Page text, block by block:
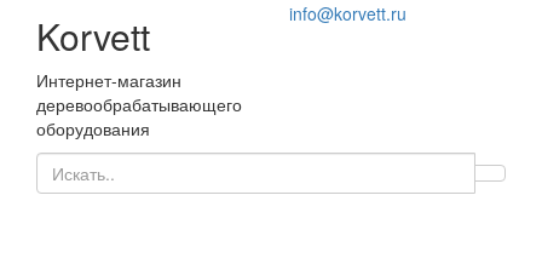
Korvett
Интернет-магазин
деревообрабатывающего
оборудования
info@korvett.ru